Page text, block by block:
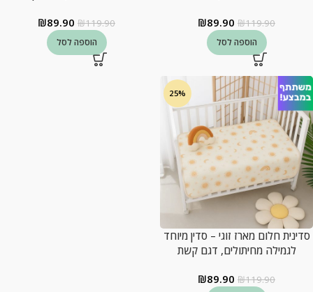
₪119.90
₪89.90
הוספה לסל
₪119.90
₪89.90
הוספה לסל
25%
סדינית חלום מארז זוגי – סדין מיוחד
לגמילה מחיתולים, דגם קשת
₪119.90
₪89.90